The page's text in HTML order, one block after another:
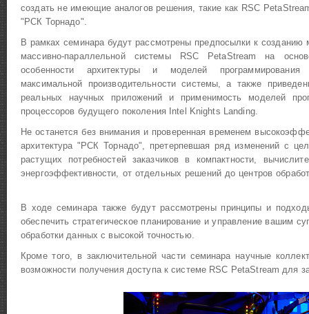
создать не имеющие аналогов решения, такие как RSC
"РСК Торнадо".
В рамках семинара будут рассмотрены предпосылки к созданию
массивно-параллельной системы RSC PetaStream на
особенности архитектуры и моделей
максимальной производительности системы, а также
реальных научных приложений и применимость моделей
процессоров будущего поколения Intel Knights Landing.
Не останется без внимания и проверенная временем
архитектура "РСК Торнадо", претерпевшая ряд изменений с
растущих потребностей заказчиков в компактности,
энергоэффективности, от отдельных решений до центров
В ходе семинара также будут рассмотрены принципы и
обеспечить стратегическое планирование и управление вашим
обработки данных с высокой точностью.
Кроме того, в заключительной части семинара научные
возможности получения доступа к системе RSC PetaStream для